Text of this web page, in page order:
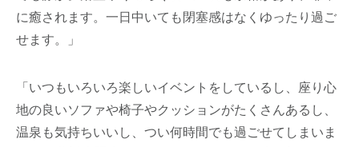
に癒されます。一日中いても閉塞感はなくゆったり過ご
せます。」
「いつもいろいろ楽しいイベントをしているし、座り心
地の良いソファや椅子やクッションがたくさんあるし、
温泉も気持ちいいし、つい何時間でも過ごせてしまいま